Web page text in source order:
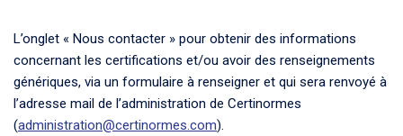
L’onglet « Nous contacter » pour obtenir des informations
concernant les certifications et/ou avoir des renseignements
génériques, via un formulaire à renseigner et qui sera renvoyé à
l’adresse mail de l’administration de Certinormes
(administration@certinormes.com).